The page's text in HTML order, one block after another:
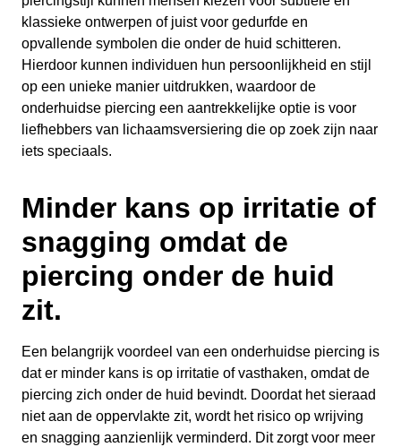
klassieke ontwerpen of juist voor gedurfde en
opvallende symbolen die onder de huid schitteren.
Hierdoor kunnen individuen hun persoonlijkheid en stijl
op een unieke manier uitdrukken, waardoor de
onderhuidse piercing een aantrekkelijke optie is voor
liefhebbers van lichaamsversiering die op zoek zijn naar
iets speciaals.
Minder kans op irritatie of
snagging omdat de
piercing onder de huid
zit.
Een belangrijk voordeel van een onderhuidse piercing is
dat er minder kans is op irritatie of vasthaken, omdat de
piercing zich onder de huid bevindt. Doordat het sieraad
niet aan de oppervlakte zit, wordt het risico op wrijving
en snagging aanzienlijk verminderd. Dit zorgt voor meer